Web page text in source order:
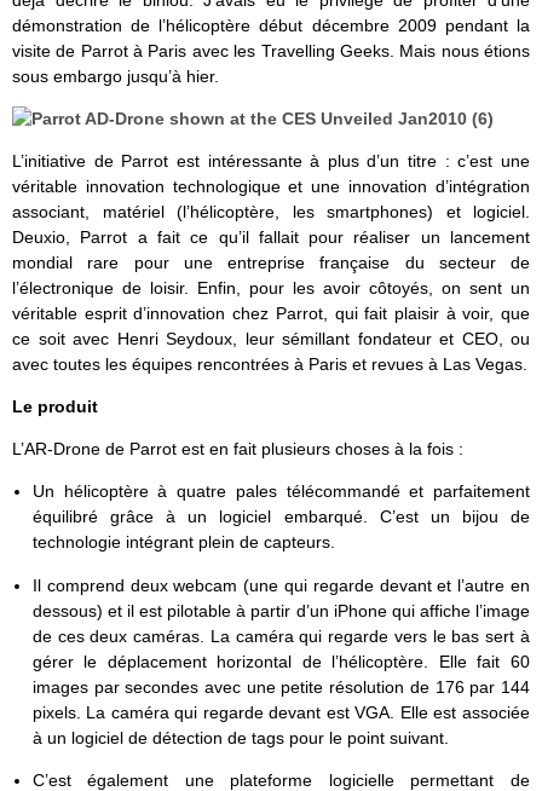
démonstration de l’hélicoptère début décembre 2009 pendant la
visite de Parrot à Paris avec les Travelling Geeks. Mais nous étions
sous embargo jusqu’à hier.
L’initiative de Parrot est intéressante à plus d’un titre : c’est une
véritable innovation technologique et une innovation d’intégration
associant, matériel (l’hélicoptère, les smartphones) et logiciel.
Deuxio, Parrot a fait ce qu’il fallait pour réaliser un lancement
mondial rare pour une entreprise française du secteur de
l’électronique de loisir. Enfin, pour les avoir côtoyés, on sent un
véritable esprit d’innovation chez Parrot, qui fait plaisir à voir, que
ce soit avec Henri Seydoux, leur sémillant fondateur et CEO, ou
avec toutes les équipes rencontrées à Paris et revues à Las Vegas.
Le produit
L’AR-Drone de Parrot est en fait plusieurs choses à la fois :
Un hélicoptère à quatre pales télécommandé et parfaitement
équilibré grâce à un logiciel embarqué. C’est un bijou de
technologie intégrant plein de capteurs.
Il comprend deux webcam (une qui regarde devant et l’autre en
dessous) et il est pilotable à partir d’un iPhone qui affiche l’image
de ces deux caméras. La caméra qui regarde vers le bas sert à
gérer le déplacement horizontal de l’hélicoptère. Elle fait 60
images par secondes avec une petite résolution de 176 par 144
pixels. La caméra qui regarde devant est VGA. Elle est associée
à un logiciel de détection de tags pour le point suivant.
C’est également une plateforme logicielle permettant de